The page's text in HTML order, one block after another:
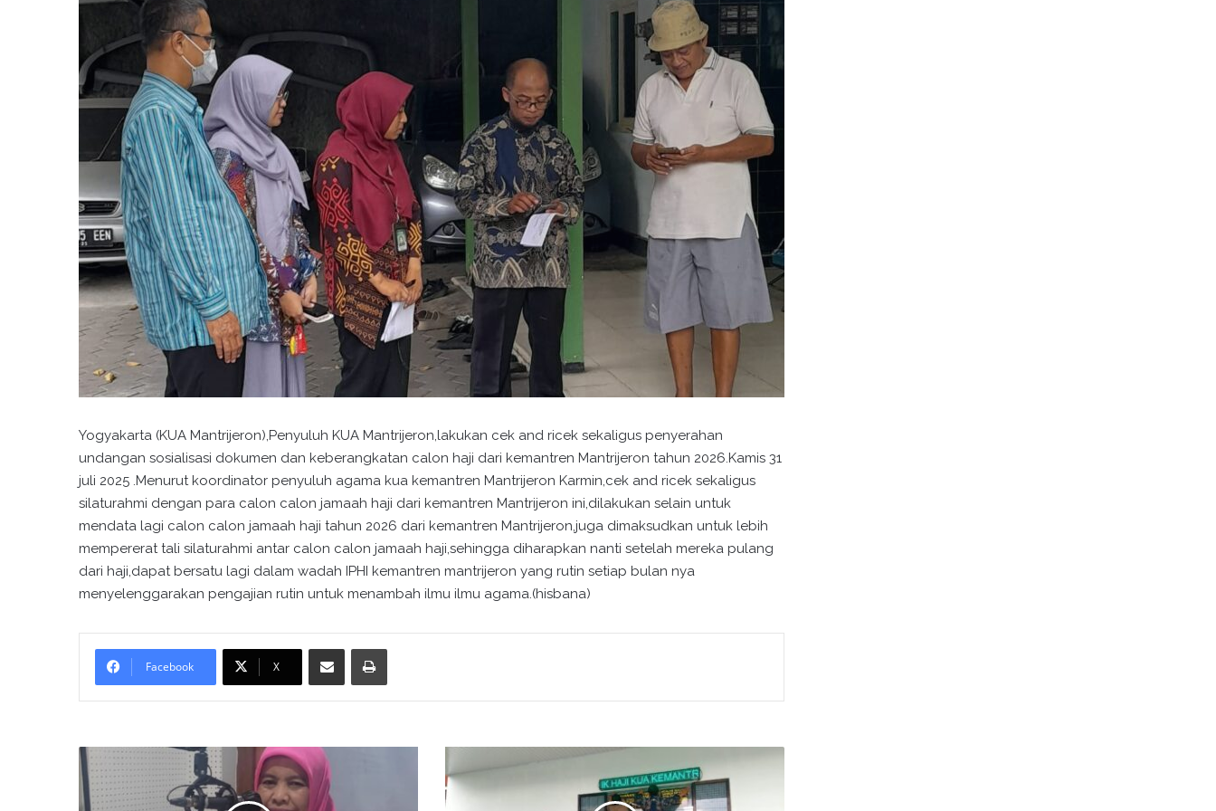
Yogyakarta (KUA Mantrijeron),Penyuluh KUA Mantrijeron,lakukan cek and ricek sekaligus penyerahan
undangan sosialisasi dokumen dan keberangkatan calon haji dari kemantren Mantrijeron tahun 2026.Kamis 31
juli 2025 .Menurut koordinator penyuluh agama kua kemantren Mantrijeron Karmin,cek and ricek sekaligus
silaturahmi dengan para calon calon jamaah haji dari kemantren Mantrijeron ini,dilakukan selain untuk
mendata lagi calon calon jamaah haji tahun 2026 dari kemantren Mantrijeron,juga dimaksudkan untuk lebih
mempererat tali silaturahmi antar calon calon jamaah haji,sehingga diharapkan nanti setelah mereka pulang
dari haji,dapat bersatu lagi dalam wadah IPHI kemantren mantrijeron yang rutin setiap bulan nya
menyelenggarakan pengajian rutin untuk menambah ilmu ilmu agama.(hisbana)
Facebook X
P
e
n
U
A